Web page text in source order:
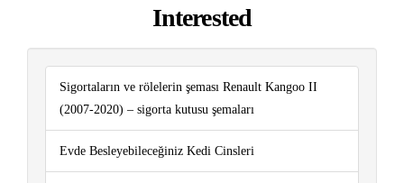
Interested
Sigortaların ve rölelerin şeması Renault Kangoo II
(2007-2020) – sigorta kutusu şemaları
Evde Besleyebileceğiniz Kedi Cinsleri